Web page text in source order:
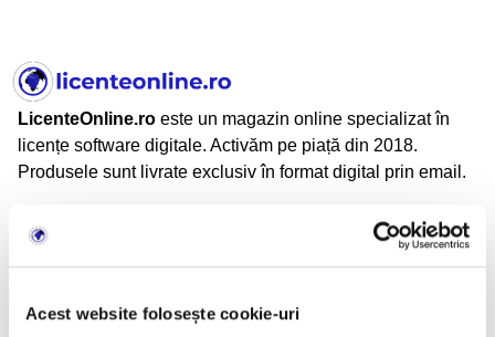
Acest website folosește cookie-uri
LicenteOnline.ro este un magazin online specializat în
licențe software digitale. Activăm pe piață din 2018.
Produsele sunt livrate exclusiv în format digital prin email.
LicenteOnline.ro este operat de LICENTEDIGITALE SRL
Adresă: Beiuș, Jud. Bihor, România